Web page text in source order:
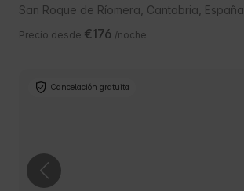
San Roque de Ríomera, Cantabria, España
Precio desde €176 /noche
Cancelación gratuita